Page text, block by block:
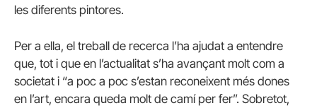
les diferents pintores.
Per a ella, el treball de recerca l’ha ajudat a entendre
que, tot i que en l’actualitat s’ha avançant molt com a
societat i “a poc a poc s’estan reconeixent més dones
en l’art, encara queda molt de camí per fer”. Sobretot,